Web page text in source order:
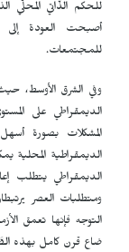
للحكم الذَّاتي المحلّي
أصبحت العودة إلى
للمجتمعات.
وفي الشرق الأوسط،
الديمقراطي على
المشكلات بصورة
الديمقراطية المحلية
الديمقراطي يتطلب
ومتطلبات العصر
التوجه فإنها تعمق
ضاع قرن كامل بهذه